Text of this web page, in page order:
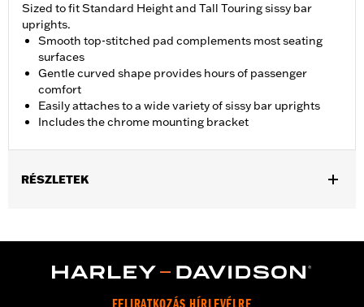
Sized to fit Standard Height and Tall Touring sissy bar
uprights.
Smooth top-stitched pad complements most seating
surfaces
Gentle curved shape provides hours of passenger
comfort
Easily attaches to a wide variety of sissy bar uprights
Includes the chrome mounting bracket
RÉSZLETEK
Upright P/N 52723-06A, Premium H-D® Detachables™ Sissy Bar
Upright P/N 52300257 or 52300258 and Quick Release Sissy
Bar Upright 52300415 and 52300324A. Also fits '18-later Softail®